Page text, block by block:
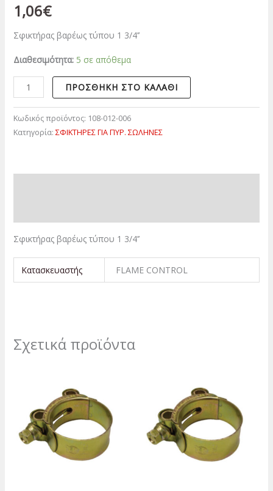
1,06€
Σφικτήρας βαρέως τύπου 1 3/4’’
Διαθεσιμότητα: 5 σε απόθεμα
ΠΡΟΣΘΉΚΗ ΣΤΟ ΚΑΛΆΘΙ
Κωδικός προϊόντος: 108-012-006
Κατηγορία: ΣΦΙΚΤΗΡΕΣ ΓΙΑ ΠΥΡ. ΣΩΛΗΝΕΣ
Σφικτήρας βαρέως τύπου 1 3/4’’
Κατασκευαστής FLAME CONTROL
Σχετικά προϊόντα